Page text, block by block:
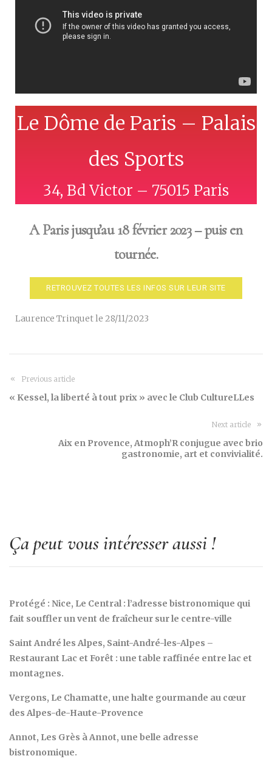
Le Dôme de Paris – Palais
des Sports
34, Bd Victor – 75015 Paris
A Paris jusqu’au 18 février 2023 – puis en
tournée.
RETROUVEZ TOUTES LES INFOS SUR LEUR SITE
Laurence Trinquet le 28/11/2023
Previous article
« Kessel, la liberté à tout prix » avec le Club CultureLLes
Next article
Aix en Provence, Atmoph’R conjugue avec brio
gastronomie, art et convivialité.
Ça peut vous intéresser aussi !
Protégé : Nice, Le Central : l’adresse bistronomique qui
fait souffler un vent de fraîcheur sur le centre-ville
Saint André les Alpes, Saint-André-les-Alpes –
Restaurant Lac et Forêt : une table raffinée entre lac et
montagnes.
Vergons, Le Chamatte, une halte gourmande au cœur
des Alpes-de-Haute-Provence
Annot, Les Grès à Annot, une belle adresse
bistronomique.